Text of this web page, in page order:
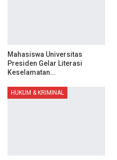
Mahasiswa Universitas
Presiden Gelar Literasi
Keselamatan…
HUKUM & KRIMINAL